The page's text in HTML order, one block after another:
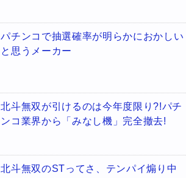
パチンコで抽選確率が明らかにおかしい
と思うメーカー
北斗無双が引けるのは今年度限り?!パチ
ンコ業界から「みなし機」完全撤去!
北斗無双のSTってさ、テンパイ煽り中